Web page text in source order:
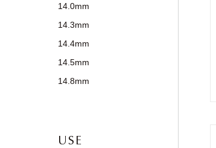
14.0mm
14.3mm
14.4mm
14.5mm
14.8mm
USE